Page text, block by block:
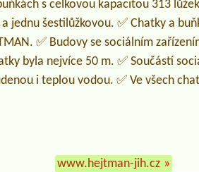
s celkovou kapacitou 313
jednu šestilůžkovou. ✅ Chatky a
✅ Budovy se sociálním
byla nejvíce 50 m. ✅ Součástí
i teplou vodou. ✅ Ve všech
www.hejtman-jih.cz »